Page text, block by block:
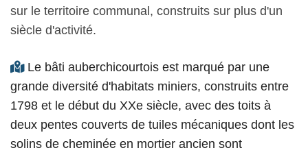
sur le territoire communal, construits sur plus d'un
siècle d'activité.
Le bâti auberchicourtois est marqué par une
grande diversité d'habitats miniers, construits entre
1798 et le début du XXe siècle, avec des toits à
deux pentes couverts de tuiles mécaniques dont les
solins de cheminée en mortier ancien sont